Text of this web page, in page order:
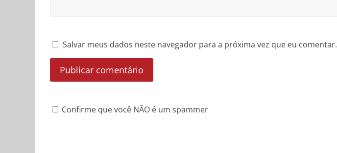
Salvar meus dados neste navegador para a próxima vez que eu comentar.
Confirme que você NÃO é um spammer